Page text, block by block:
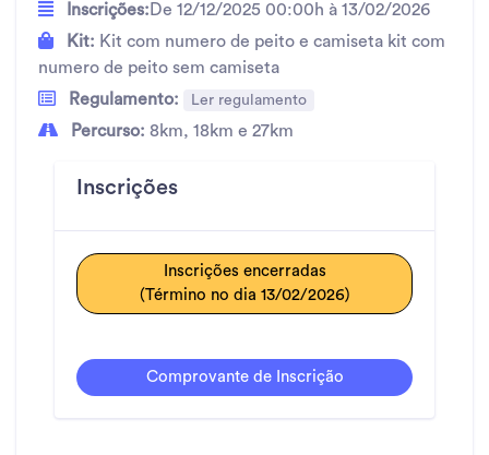
Inscrições: De 12/12/2025 00:00h à 13/02/2026
Kit: Kit com numero de peito e camiseta kit com
numero de peito sem camiseta
Regulamento:
Ler regulamento
Percurso: 8km, 18km e 27km
Inscrições
Inscrições encerradas
(Término no dia 13/02/2026)
Comprovante de Inscrição